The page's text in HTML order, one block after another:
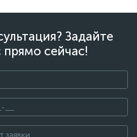
Задайте
прямо сейчас!